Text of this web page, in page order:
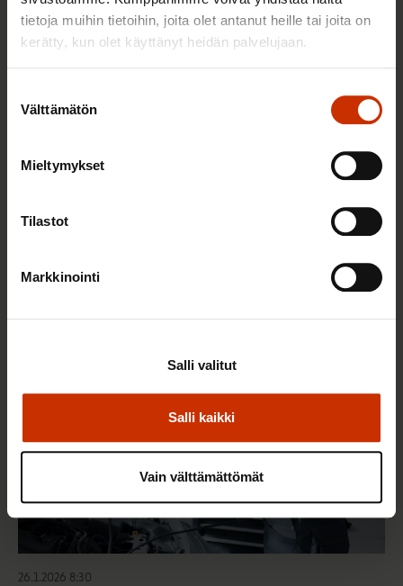
tietoja muihin tietoihin, joita olet antanut heille tai joita on
kerätty, kun olet käyttänyt heidän palvelujaan.
valinta
Välttämätön
Mieltymykset
Tilastot
Markkinointi
Salli kaikki
Salli valitut
Vain välttämättömät
Vuoden 2025 esimerkilliset työnantajat ovat tässä
26.1.2026 8:30